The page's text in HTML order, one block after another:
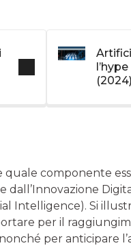
(2024)
componente
Intelligence). Si
per il
per anticipare